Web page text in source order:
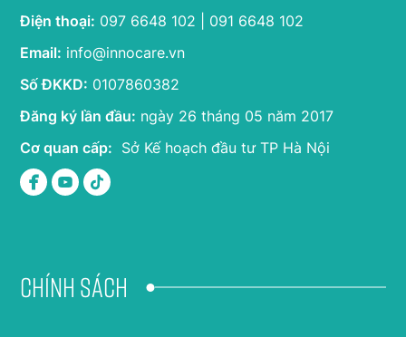
Điện thoại: 097 6648 102 | 091 6648 102
Email: info@innocare.vn
Số ĐKKD: 0107860382
Đăng ký lần đầu: ngày 26 tháng 05 năm 2017
Cơ quan cấp: Sở Kế hoạch đầu tư TP Hà Nội
Chính sách